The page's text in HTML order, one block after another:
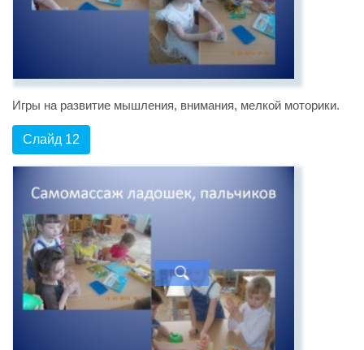
Игры на развитие мышления, внимания, мелкой моторики.
Слайд 12